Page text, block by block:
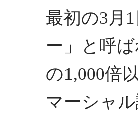
最初の3月
ー」と呼
の1,000倍
マーシャ